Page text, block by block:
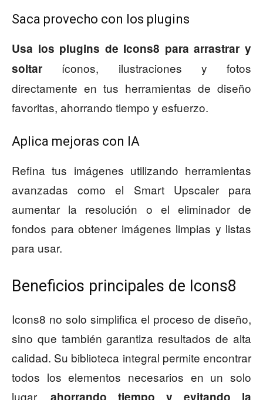
Saca provecho con los plugins
Usa los plugins de Icons8 para arrastrar y
soltar íconos, ilustraciones y fotos
directamente en tus herramientas de diseño
favoritas, ahorrando tiempo y esfuerzo.
Aplica mejoras con IA
Refina tus imágenes utilizando herramientas
avanzadas como el Smart Upscaler para
aumentar la resolución o el eliminador de
fondos para obtener imágenes limpias y listas
para usar.
Beneficios principales de Icons8
Icons8 no solo simplifica el proceso de diseño,
sino que también garantiza resultados de alta
calidad. Su biblioteca integral permite encontrar
todos los elementos necesarios en un solo
lugar, ahorrando tiempo y evitando la